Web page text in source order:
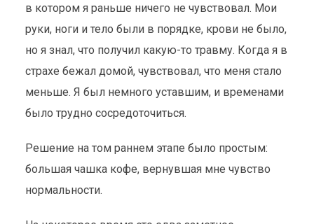
в котором я раньше ничего не чувствовал. Мои
руки, ноги и тело были в порядке, крови не было,
но я знал, что получил какую-то травму. Когда я в
страхе бежал домой, чувствовал, что меня стало
меньше. Я был немного уставшим, и временами
было трудно сосредоточиться.
Решение на том раннем этапе было простым:
большая чашка кофе, вернувшая мне чувство
нормальности.